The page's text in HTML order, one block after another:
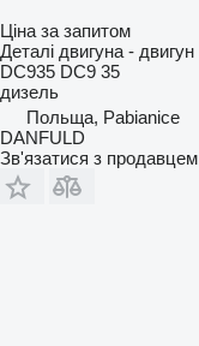
Ціна за запитом
Деталі двигуна - двигун
DC935 DC9 35
дизель
Польща, Pabianice
DANFULD
Зв'язатися з продавцем